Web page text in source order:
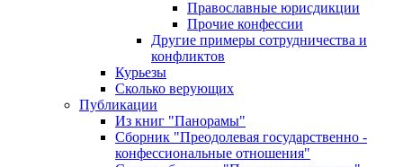
Православные юрисдикции
Прочие конфессии
Другие примеры сотрудничества и
конфликтов
Курьезы
Сколько верующих
Публикации
Из книг "Панорамы"
Сборник "Преодолевая государственно -
конфессиональные отношения"